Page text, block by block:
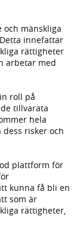
och mänskliga
innefattar
rättigheter
arbetar med
roll på
tillvarata
hela
risker och
plattform för
kunna få bli en
som är
rättigheter,